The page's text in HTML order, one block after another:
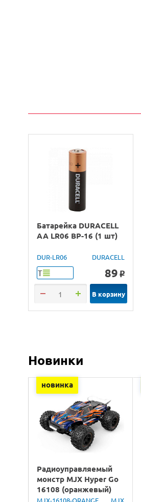
Батарейка DURACELL
AA LR06 BP-16 (1 шт)
DUR-LR06 DURACELL
Т 89 o
В корзину
Новинки
новинка
Радиоуправляемый
монстр MJX Hyper Go
16108 (оранжевый)
4WD 2.4G LED 1/16
MJX-16108-ORANGE MJX